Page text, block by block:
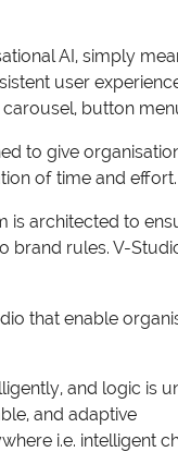
AI, simply
user
button
to give
of time and
is architected to
brand rules. V-
that enable
and logic is
and adaptive
i.e. intelligent